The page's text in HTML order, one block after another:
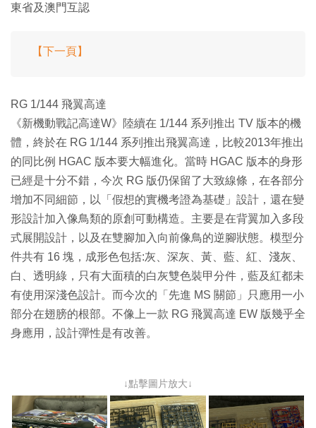
東省及澳門互認
【下一頁】
RG 1/144 飛翼高達
《新機動戰記高達W》陸續在 1/144 系列推出 TV 版本的機
體，終於在 RG 1/144 系列推出飛翼高達，比較2013年推出
的同比例 HGAC 版本要大幅進化。當時 HGAC 版本的身形
已經是十分不錯，今次 RG 版仍保留了大致線條，在各部分
增加不同細節，以「假想的實機考證為基礎」設計，還在變
形設計加入像鳥類的原創可動構造。主要是在背翼加入多段
式展開設計，以及在雙腳加入向前像鳥的逆腳狀態。模型分
件共有 16 塊，成形色包括:灰、深灰、黃、藍、紅、淺灰、
白、透明綠，只有大面積的白灰雙色裝甲分件，藍及紅都未
有使用深淺色設計。而今次的「先進 MS 關節」只應用一小
部分在翅膀的根部。不像上一款 RG 飛翼高達 EW 版幾乎全
身應用，設計彈性是有改善。
↓點擊圖片放大↓